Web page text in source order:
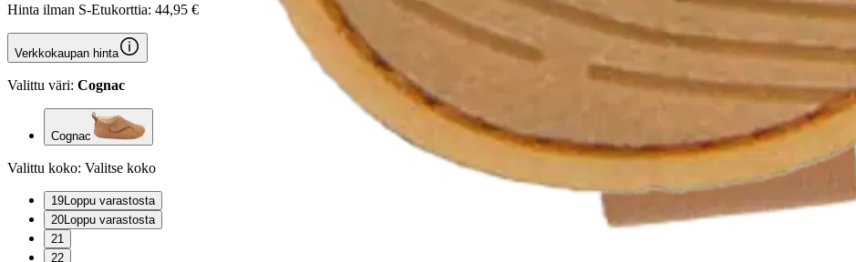
Hinta ilman S-Etukorttia: 44,95 €
Verkkokaupan hinta
Valittu väri: Cognac
Cognac
Valittu koko: Valitse koko
19Loppu varastosta
20Loppu varastosta
21
22